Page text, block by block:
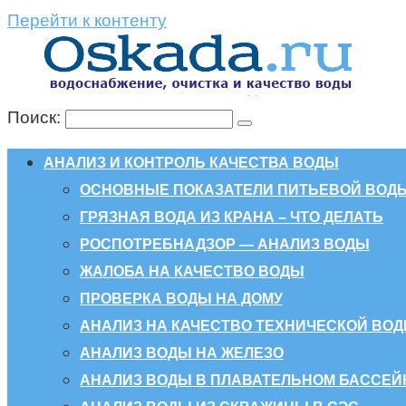
Перейти к контенту
Поиск:
АНАЛИЗ И КОНТРОЛЬ КАЧЕСТВА ВОДЫ
ОСНОВНЫЕ ПОКАЗАТЕЛИ ПИТЬЕВОЙ ВОДЫ
ГРЯЗНАЯ ВОДА ИЗ КРАНА – ЧТО ДЕЛАТЬ
РОСПОТРЕБНАДЗОР — АНАЛИЗ ВОДЫ
ЖАЛОБА НА КАЧЕСТВО ВОДЫ
ПРОВЕРКА ВОДЫ НА ДОМУ
АНАЛИЗ НА КАЧЕСТВО ТЕХНИЧЕСКОЙ
АНАЛИЗ ВОДЫ НА ЖЕЛЕЗО
АНАЛИЗ ВОДЫ В ПЛАВАТЕЛЬНОМ